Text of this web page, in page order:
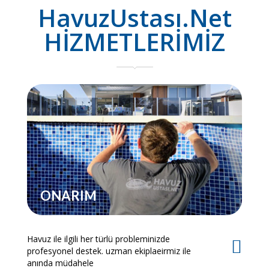
HavuzUstası.Net
HİZMETLERİMİZ
ONARIM
Havuz ile ilgili her türlü probleminizde
profesyonel destek. uzman ekiplaeirmiz ile
anında müdahele